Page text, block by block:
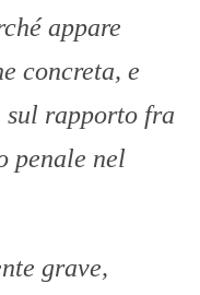
appare
concreta, e
sul rapporto fra
penale nel
grave,